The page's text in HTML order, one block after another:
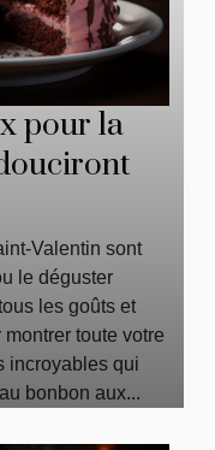
pour la
Valentin sont
le déguster
les goûts et
toute votre
incroyables qui
bonbon aux...